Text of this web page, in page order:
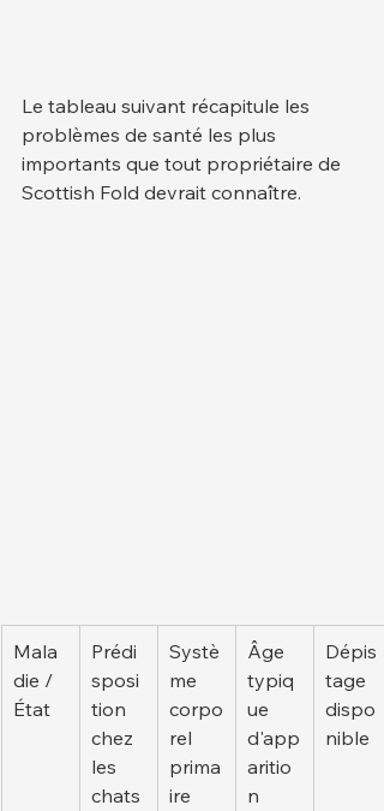
Le tableau suivant récapitule les
problèmes de santé les plus
importants que tout propriétaire de
Scottish Fold devrait connaître.
Mala
die /
État
Prédi
sposi
tion
chez
les
chats
Systè
me
corpo
rel
prima
ire
Âge
typiq
ue
d'app
aritio
n
Dépis
tage
dispo
nible